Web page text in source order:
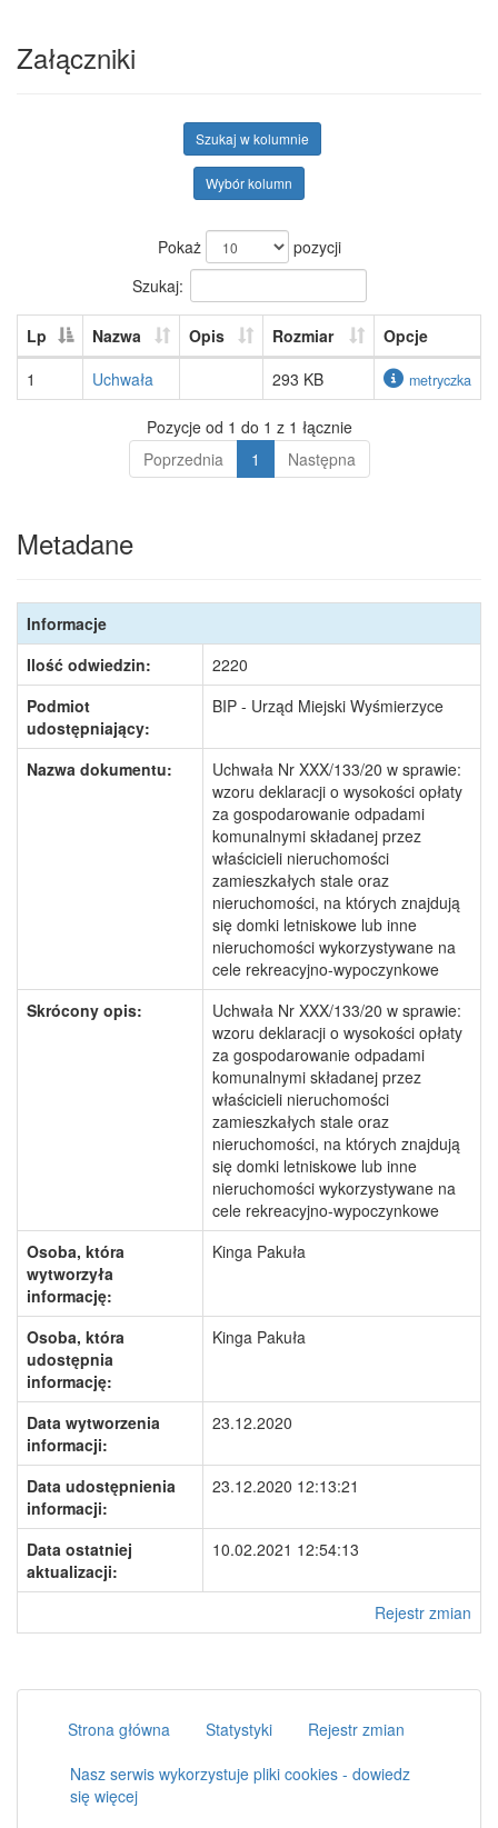
Załączniki
Szukaj w kolumnie
Wybór kolumn
Pokaż
pozycji
Szukaj:
Lp Nazwa Opis Rozmiar
Opcje
1
Uchwała 293 KB metryczka
Pozycje od 1 do 1 z 1 łącznie
Poprzednia
1 Następna
Metadane
Informacje
Ilość odwiedzin:
2220
Podmiot
udostępniający:
BIP - Urząd Miejski Wyśmierzyce
Nazwa dokumentu:
Uchwała Nr XXX/133/20 w sprawie:
wzoru deklaracji o wysokości opłaty
za gospodarowanie odpadami
komunalnymi składanej przez
właścicieli nieruchomości
zamieszkałych stale oraz
nieruchomości, na których znajdują
się domki letniskowe lub inne
nieruchomości wykorzystywane na
cele rekreacyjno-wypoczynkowe
Skrócony opis:
Uchwała Nr XXX/133/20 w sprawie:
wzoru deklaracji o wysokości opłaty
za gospodarowanie odpadami
komunalnymi składanej przez
właścicieli nieruchomości
zamieszkałych stale oraz
nieruchomości, na których znajdują
się domki letniskowe lub inne
nieruchomości wykorzystywane na
cele rekreacyjno-wypoczynkowe
Osoba, która
wytworzyła
informację:
Kinga Pakuła
Osoba, która
udostępnia
informację:
Kinga Pakuła
Data wytworzenia
informacji:
23.12.2020
Data udostępnienia
informacji:
23.12.2020 12:13:21
Data ostatniej
aktualizacji:
10.02.2021 12:54:13
Rejestr zmian
Strona główna Statystyki
Rejestr zmian
Nasz serwis wykorzystuje pliki cookies - dowiedz
się więcej